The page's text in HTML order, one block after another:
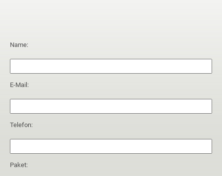
Name:
E-Mail:
Telefon:
Paket: